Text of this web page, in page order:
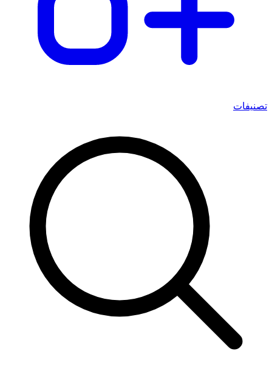
تصنيفات